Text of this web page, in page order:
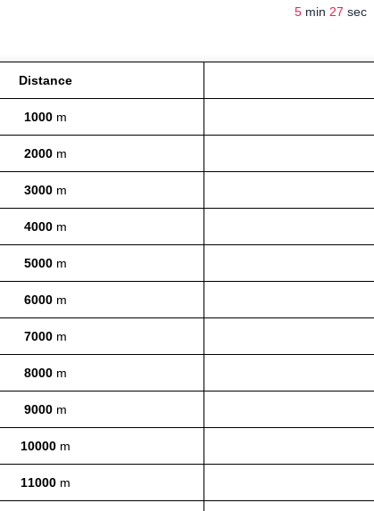
5min 27 sec
Distance
1000 m
2000 m
3000 m
4000 m
5000 m
6000 m
7000 m
8000 m
9000 m
10000 m
11000 m